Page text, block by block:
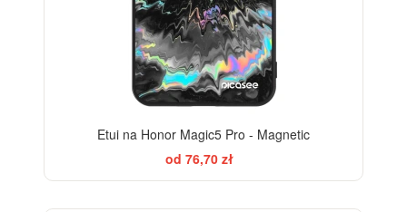
Etui na Honor Magic5 Pro - Magnetic
od 76,70 zł